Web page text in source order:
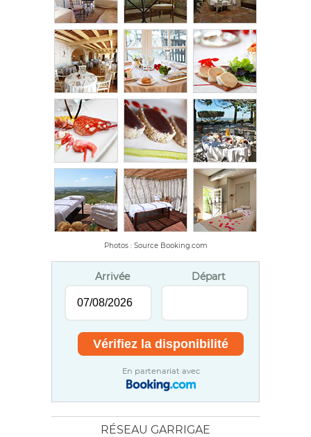
Photos : Source Booking.com
Arrivée Départ
En partenariat avec
RÉSEAU GARRIGAE